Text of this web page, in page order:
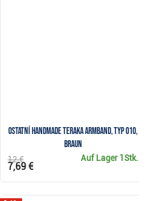
Ostatní Handmade Teraka Armband, Typ 010,
braun
Auf Lager 1Stk.
12 €
7,69 €